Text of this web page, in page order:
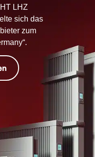
LHZ
sich das
zum